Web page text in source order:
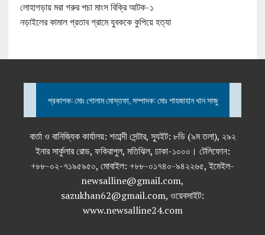
লোহাগড়ায় মরা গরুর পচা মাংস বিক্রি আটক-১
নড়াইলের কামাল প্রতাব গ্রামে যুবককে কুপিয়ে হত্যা
প্রকাশক: মোঃ গোলাম মোস্তফা, সম্পাদক: মোঃ শাহজাহান খান সাজু
বার্তা ও বানিজ্যিক কার্যালয়: শতাব্দী সেন্টার, স্যুইট: ৮ডি (৯ম তলা), ২৯২
ইনার সার্কুলার রোড, ফকিরাপুল, মতিঝিল, ঢাকা-১০০০। টেলিফোন:
+৮৮-০২-৭১৯৫৯৫০, মোবাইল: +৮৮-০১৭৪০-৯৪২২৬৫, ইমেইল-
newsalline@gmail.com,
sazukhan62@gmail.com, ওয়েবসাইট:
www.newsalline24.com